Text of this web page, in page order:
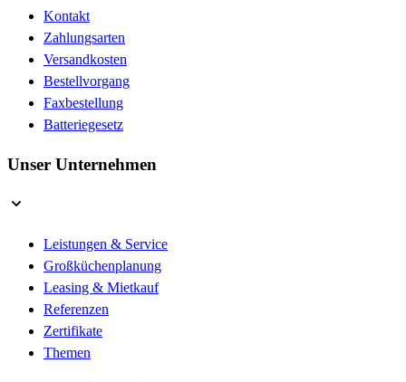
Kontakt
Zahlungsarten
Versandkosten
Bestellvorgang
Faxbestellung
Batteriegesetz
Unser Unternehmen
Leistungen & Service
Großküchenplanung
Leasing & Mietkauf
Referenzen
Zertifikate
Themen